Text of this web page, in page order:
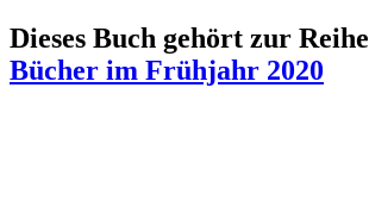
Dieses Buch gehört zur Reihe
Bücher im Frühjahr 2020